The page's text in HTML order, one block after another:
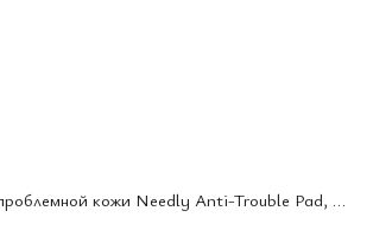
Пилинг-педы для проблемной кожи Needly Anti-Trouble Pad, 60 шт (422595)